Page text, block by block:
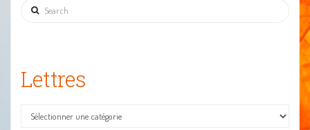
Search
Lettres
Lettres